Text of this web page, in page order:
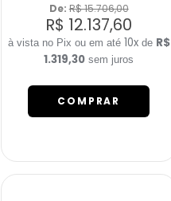
De: R$ 15.706,00
R$ 12.137,60
10xde R$
1.319,30 sem juros
COMPRAR